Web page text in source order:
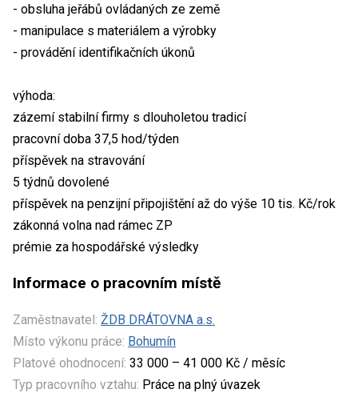
- obsluha jeřábů ovládaných ze země
- manipulace s materiálem a výrobky
- provádění identifikačních úkonů
výhoda:
zázemí stabilní firmy s dlouholetou tradicí
pracovní doba 37,5 hod/týden
příspěvek na stravování
5 týdnů dovolené
příspěvek na penzijní připojištění až do výše 10 tis. Kč/rok
zákonná volna nad rámec ZP
prémie za hospodářské výsledky
Informace o pracovním místě
Zaměstnavatel: ŽDB DRÁTOVNA a.s.
Místo výkonu práce: Bohumín
Platové ohodnocení: 33 000 – 41 000 Kč / měsíc
Typ pracovního vztahu: Práce na plný úvazek